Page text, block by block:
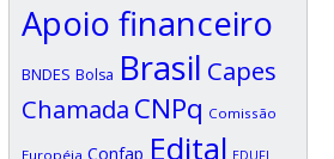
Apoio financeiro
BNDES Bolsa Brasil Capes
Chamada CNPq Comissão
Européia Confap Edital